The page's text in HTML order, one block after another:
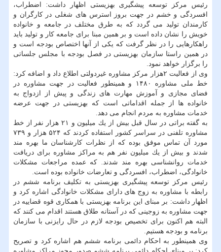
رئیس مركز توسعه پیشگیری بهزیستی اظهار داشت: اضطراب،
افسردگی و خشم در جهت بروز استرس های شغلی در كارگران و
كارمندان تولید می گردد كه به طرق مختلف در جامعه و خانواده
خویش را نشان داده است و بر همین مبنا برای جامعه كار و تولید باید
راهكارهایی را در نظر گرفت كه یكی از آنها اختصاص بودجه است و
در همین راستا سازمان بهزیستی در فصل بودجه با مجلس جلساتی
را برگزار خواهد نمود.
وی از فعالیت ۲هزار مركز مشاوره غیردولتی اطلاع داد و اضافه كرد:
خط ملی مشاوره ۱۴۸۰ و همینطور فعالیت در جهت مشاوره در
فضای مجازی و آموزش مهارت های زندگی و پیش از ازدواج به
خانواده ها از جمله اقداماتی است كه بهزیستی در جهت عرضه
خدمات مشاوره به مردم انجام می دهد.
به گفته براتی در سال قبل بیش از یك میلیون و ۲۱ هزار نفر از خط
مشاوره تلفنی در سراسر كشور استفاده كردند كه ۵۲۴ هزار و ۷۳۹
مورد آن تماس موفق بوده كه از نظرات كارشناسان ما بهره مند
شدند و بیش از یك میلیون نفر هم به مراكز مشاوره برای دریافت
خدمات روانشناسی بهره مند شدند. كه عمده مراجعات مشكلات
خانوادگی، اضطراب، افسردگی و تعارضات خانواده بوده است.
رئیس مركز توسعه پیشگیری بهزیستی به تكلیف برنامه ششم در
رابطه با مشاوره به زوج های دارای مشكلات خانوادگی اشاره كرد و
اظهار داشت: بر مبنای این برنامه بهزیستی با همكاری قوه قضاییه در
جهت مشاوره به زوجینی كه در آستانه طلاق هستند اقدام می كنند كه
البته هم اكنون برای تخصیص بودجه لازم در حال رایزنی با سازمان
برنامه و بودجه هستیم.
وی همینطور به احكام دائمی برنامه ششم هم اشاره كرد و تصریح
كرد: بر مبنای احكام دائمی برنامه ششم صدور مجوز مراكز مشاوره